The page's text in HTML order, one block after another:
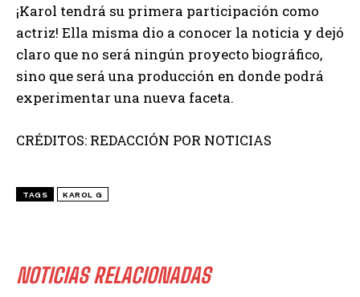
¡Karol tendrá su primera participación como
actriz! Ella misma dio a conocer la noticia y dejó
claro que no será ningún proyecto biográfico,
sino que será una producción en donde podrá
experimentar una nueva faceta.
CRÉDITOS: REDACCIÓN POR NOTICIAS
TAGS KAROL G
NOTICIAS RELACIONADAS